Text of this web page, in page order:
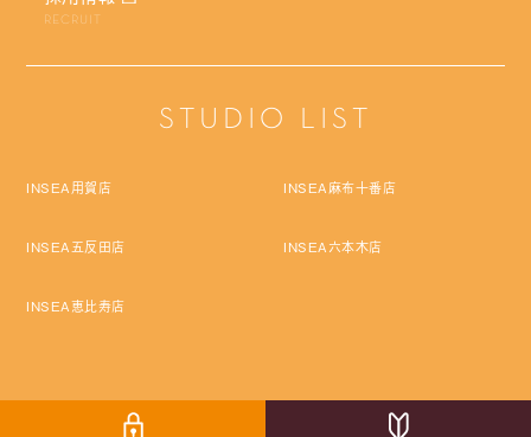
RECRUIT
STUDIO LIST
INSEA用賀店 INSEA麻布十番店
INSEA五反田店 INSEA六本木店
INSEA恵比寿店
Copyright © Pro Labo Holdings Co.,Ltd. All rights reserved.